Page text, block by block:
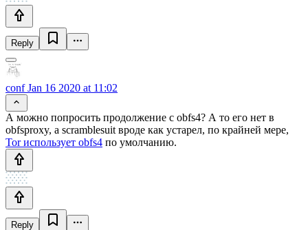
Reply
confJan 16 2020 at 11:02
А можно попросить продолжение с obfs4? А то его нет в
obfsproxy, а scramblesuit вроде как устарел, по крайней мере,
Tor использует obfs4 по умолчанию.
Reply